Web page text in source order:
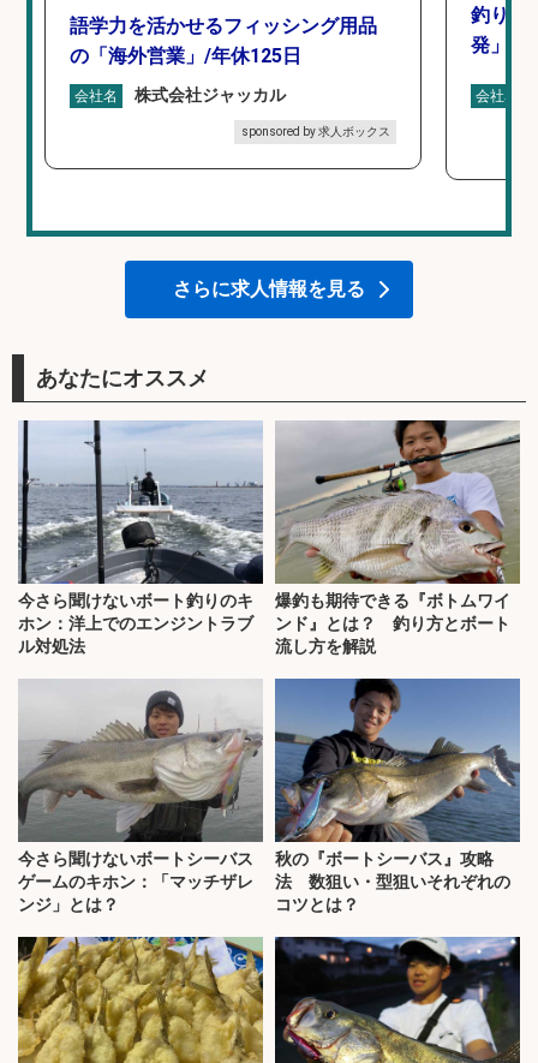
語学力を活かせるフィッシング用品
の「海外営業」/年休125日
会社名 株式会社ジャッカル
sponsored by 求人ボックス
釣り好
発」/
会社名
さらに求人情報を見る
あなたにオススメ
今さら聞けないボート釣りのキ
ホン：洋上でのエンジントラブ
ル対処法
爆釣も期待できる『ボトムワイ
ンド』とは？ 釣り方とボート
流し方を解説
今さら聞けないボートシーバス
ゲームのキホン：「マッチザレ
ンジ」とは？
秋の『ボートシーバス』攻略
法 数狙い・型狙いそれぞれの
コツとは？